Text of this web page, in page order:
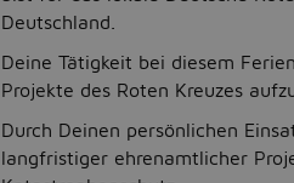
Deutschland.
Deine Tätigkeit bei diesem
Projekte des Roten Kreuzes
Durch Deinen persönlichen
langfristiger ehrenamtlicher